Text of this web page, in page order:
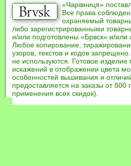
«Чарівниця»
Все права
охраняемый
либо зарегистрированными
и/или подготовлены «Брвск» и/
Любое копирование,
узоров, текстов и кодов
не используются. Готовое
искажений в отображении цвета
особенностей вышивания и
предоставляется на заказы от
применения всех скидок).